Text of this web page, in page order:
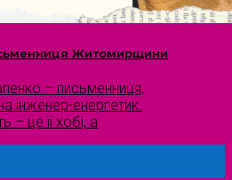
Житомирщини
– письменниця,
інженер-енергетик.
– це її хобі, а